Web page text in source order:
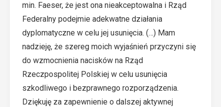
min. Faeser, że jest ona nieakceptowalna i Rząd
Federalny podejmie adekwatne działania
dyplomatyczne w celu jej usunięcia. (…) Mam
nadzieję, że szereg moich wyjaśnień przyczyni się
do wzmocnienia nacisków na Rząd
Rzeczpospolitej Polskiej w celu usunięcia
szkodliwego i bezprawnego rozporządzenia.
Dziękuję za zapewnienie o dalszej aktywnej